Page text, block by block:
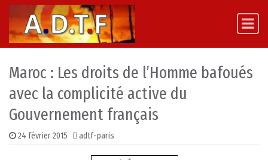
Skip to content
Main Navigation
Maroc : Les droits de l’Homme bafoués
avec la complicité active du
Gouvernement français
24 février 2015 adtf-paris